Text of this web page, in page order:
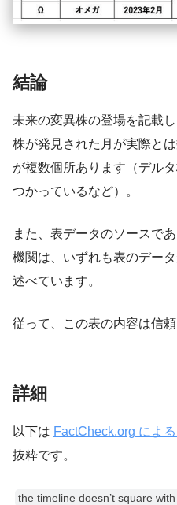
結論
未来の変異株の登場を記載
株が発見された月が実際と
が複数個所あります（デル
つかっているなど）。
また、表データのソースで
機関は、いずれも表のデー
述べています。
従って、この表の内容は信頼
詳細
以下は FactCheck.org によ
抜粋です。
the timeline doesn’t square